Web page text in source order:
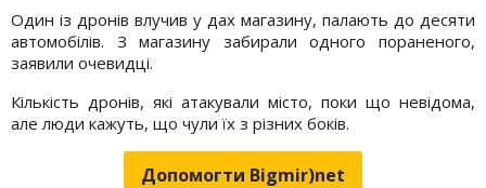
Один із дронів влучив у дах магазину, палають до десяти
автомобілів. З магазину забирали одного пораненого,
заявили очевидці.
Кількість дронів, які атакували місто, поки що невідома,
але люди кажуть, що чули їх з різних боків.
Допомогти Bigmir)net